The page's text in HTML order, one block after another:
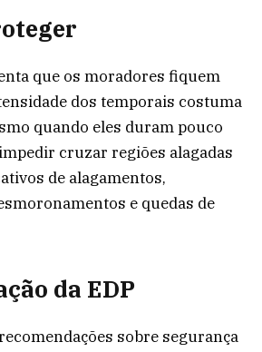
que os moradores fiquem
dos temporais costuma
quando eles duram pouco
cruzar regiões alagadas
de alagamentos,
e quedas de
da EDP
sobre segurança